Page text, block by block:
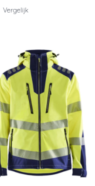
Vergelijk